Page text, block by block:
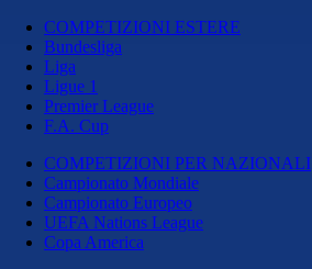
COMPETIZIONI ESTERE
Bundesliga
Liga
Ligue 1
Premier League
F.A. Cup
COMPETIZIONI PER NAZIONALI
Campionato Mondiale
Campionato Europeo
UEFA Nations League
Copa America